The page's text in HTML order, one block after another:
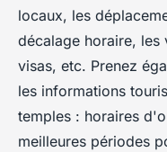
locaux, les
décalage horaire, les
visas, etc. Prenez
les informations
temples : horaires
meilleures périodes